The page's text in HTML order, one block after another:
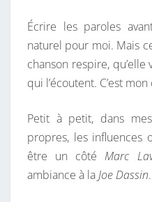
Écrire les paroles
naturel pour moi. Mais
chanson respire, qu’elle
qui l’écoutent. C’est
Petit à petit, dans
propres, les influences
être un côtéMarc
ambiance à la Joe Dassin